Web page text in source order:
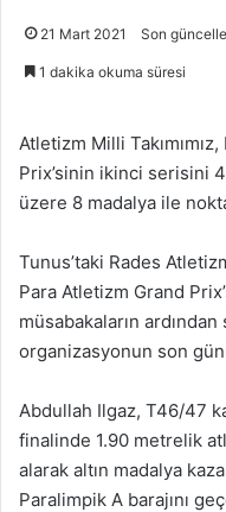
21 Mart 2021 Son
1 dakika okuma süresi
Atletizm Milli
Prix’sinin ikinci serisini
üzere 8 madalya ile
Tunus’taki Rades
Para Atletizm Grand
müsabakaların ardından
organizasyonun son
Abdullah Ilgaz, T46/47
finalinde 1.90 metrelik
alarak altın madalya
Paralimpik A barajını